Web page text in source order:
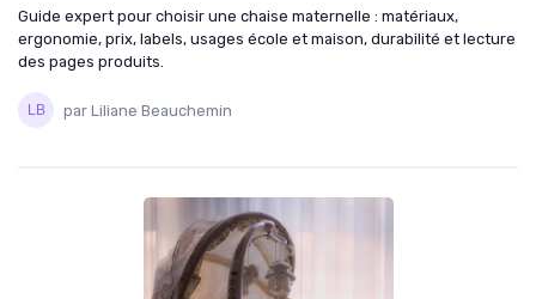
Guide expert pour choisir une chaise maternelle : matériaux,
ergonomie, prix, labels, usages école et maison, durabilité et lecture
des pages produits.
par Liliane Beauchemin